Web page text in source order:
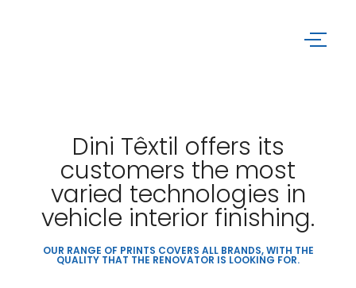
Dini Têxtil offers its
customers the most
varied technologies in
vehicle interior finishing.
OUR RANGE OF PRINTS COVERS ALL BRANDS, WITH THE
QUALITY THAT THE RENOVATOR IS LOOKING FOR.